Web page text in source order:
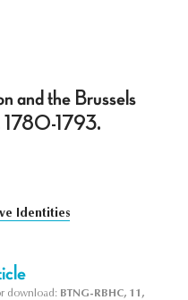
and the Brussels
1780-1793.
Identities
download: BTNG-RBHC, 11,